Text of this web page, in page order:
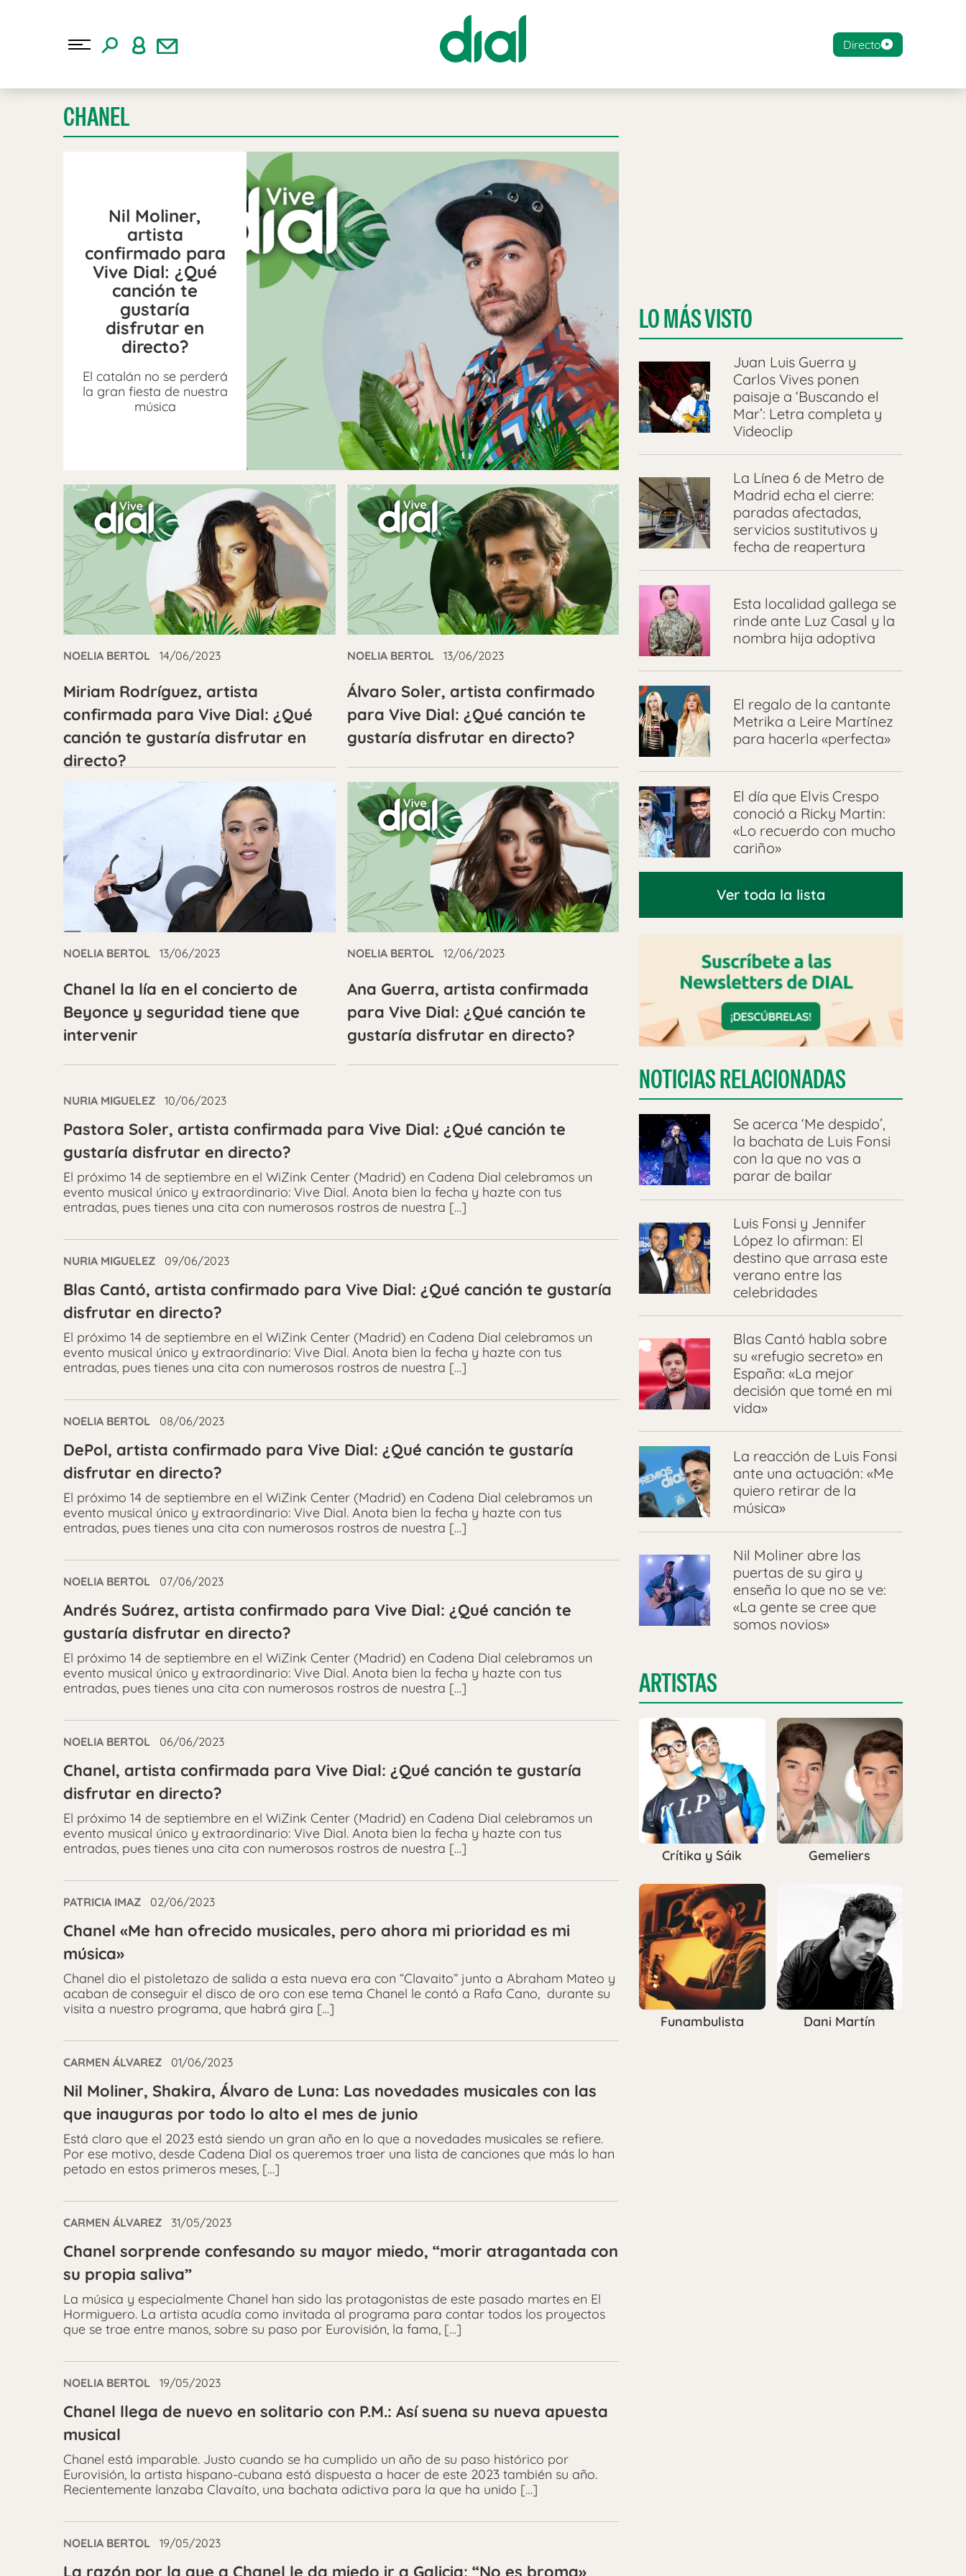
Directo
CHANEL
Nil Moliner,
artista
confirmado para
Vive Dial: ¿Qué
canción te
gustaría
disfrutar en
directo?
El catalán no se perderá
la gran fiesta de nuestra
música
NOELIA BERTOL 14/06/2023
Miriam Rodríguez, artista
confirmada para Vive Dial: ¿Qué
canción te gustaría disfrutar en
directo?
NOELIA BERTOL 13/06/2023
Álvaro Soler, artista confirmado
para Vive Dial: ¿Qué canción te
gustaría disfrutar en directo?
NOELIA BERTOL 13/06/2023
Chanel la lía en el concierto de
Beyonce y seguridad tiene que
intervenir
NOELIA BERTOL 12/06/2023
Ana Guerra, artista confirmada
para Vive Dial: ¿Qué canción te
gustaría disfrutar en directo?
NURIA MIGUELEZ 10/06/2023
Pastora Soler, artista confirmada para Vive Dial: ¿Qué canción te
gustaría disfrutar en directo?
El próximo 14 de septiembre en el WiZink Center (Madrid) en Cadena Dial celebramos un
evento musical único y extraordinario: Vive Dial. Anota bien la fecha y hazte con tus
entradas, pues tienes una cita con numerosos rostros de nuestra […]
NURIA MIGUELEZ 09/06/2023
Blas Cantó, artista confirmado para Vive Dial: ¿Qué canción te gustaría
disfrutar en directo?
El próximo 14 de septiembre en el WiZink Center (Madrid) en Cadena Dial celebramos un
evento musical único y extraordinario: Vive Dial. Anota bien la fecha y hazte con tus
entradas, pues tienes una cita con numerosos rostros de nuestra […]
NOELIA BERTOL 08/06/2023
DePol, artista confirmado para Vive Dial: ¿Qué canción te gustaría
disfrutar en directo?
El próximo 14 de septiembre en el WiZink Center (Madrid) en Cadena Dial celebramos un
evento musical único y extraordinario: Vive Dial. Anota bien la fecha y hazte con tus
entradas, pues tienes una cita con numerosos rostros de nuestra […]
NOELIA BERTOL 07/06/2023
Andrés Suárez, artista confirmado para Vive Dial: ¿Qué canción te
gustaría disfrutar en directo?
El próximo 14 de septiembre en el WiZink Center (Madrid) en Cadena Dial celebramos un
evento musical único y extraordinario: Vive Dial. Anota bien la fecha y hazte con tus
entradas, pues tienes una cita con numerosos rostros de nuestra […]
NOELIA BERTOL 06/06/2023
Chanel, artista confirmada para Vive Dial: ¿Qué canción te gustaría
disfrutar en directo?
El próximo 14 de septiembre en el WiZink Center (Madrid) en Cadena Dial celebramos un
evento musical único y extraordinario: Vive Dial. Anota bien la fecha y hazte con tus
entradas, pues tienes una cita con numerosos rostros de nuestra […]
PATRICIA IMAZ 02/06/2023
Chanel «Me han ofrecido musicales, pero ahora mi prioridad es mi
música»
Chanel dio el pistoletazo de salida a esta nueva era con “Clavaito” junto a Abraham Mateo y
acaban de conseguir el disco de oro con ese tema Chanel le contó a Rafa Cano, durante su
visita a nuestro programa, que habrá gira […]
CARMEN ÁLVAREZ 01/06/2023
Nil Moliner, Shakira, Álvaro de Luna: Las novedades musicales con las
que inauguras por todo lo alto el mes de junio
Está claro que el 2023 está siendo un gran año en lo que a novedades musicales se refiere.
Por ese motivo, desde Cadena Dial os queremos traer una lista de canciones que más lo han
petado en estos primeros meses, […]
CARMEN ÁLVAREZ 31/05/2023
Chanel sorprende confesando su mayor miedo, “morir atragantada con
su propia saliva”
La música y especialmente Chanel han sido las protagonistas de este pasado martes en El
Hormiguero. La artista acudía como invitada al programa para contar todos los proyectos
que se trae entre manos, sobre su paso por Eurovisión, la fama, […]
NOELIA BERTOL 19/05/2023
Chanel llega de nuevo en solitario con P.M.: Así suena su nueva apuesta
musical
Chanel está imparable. Justo cuando se ha cumplido un año de su paso histórico por
Eurovisión, la artista hispano-cubana está dispuesta a hacer de este 2023 también su año.
Recientemente lanzaba Clavaíto, una bachata adictiva para la que ha unido […]
NOELIA BERTOL 19/05/2023
La razón por la que a Chanel le da miedo ir a Galicia: “No es broma»
LO MÁS VISTO
Juan Luis Guerra y
Carlos Vives ponen
paisaje a ‘Buscando el
Mar’: Letra completa y
Videoclip
La Línea 6 de Metro de
Madrid echa el cierre:
paradas afectadas,
servicios sustitutivos y
fecha de reapertura
Esta localidad gallega se
rinde ante Luz Casal y la
nombra hija adoptiva
El regalo de la cantante
Metrika a Leire Martínez
para hacerla «perfecta»
El día que Elvis Crespo
conoció a Ricky Martin:
«Lo recuerdo con mucho
cariño»
Ver toda la lista
NOTICIAS RELACIONADAS
Se acerca ‘Me despido’,
la bachata de Luis Fonsi
con la que no vas a
parar de bailar
Luis Fonsi y Jennifer
López lo afirman: El
destino que arrasa este
verano entre las
celebridades
Blas Cantó habla sobre
su «refugio secreto» en
España: «La mejor
decisión que tomé en mi
vida»
La reacción de Luis Fonsi
ante una actuación: «Me
quiero retirar de la
música»
Nil Moliner abre las
puertas de su gira y
enseña lo que no se ve:
«La gente se cree que
somos novios»
ARTISTAS
Crítika y Sáik Gemeliers
Funambulista Dani Martín